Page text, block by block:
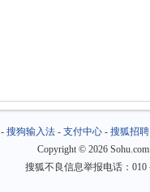
- 搜狗输入法- 支付中心- 搜狐招聘
Copyright © 2026
搜狐不良信息举报电话：010